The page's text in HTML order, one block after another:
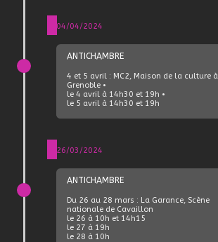
04/04/2024
ANTICHAMBRE
4 et 5 avril : MC2, Maison de la culture à
Grenoble •
le 4 avril à 14h30 et 19h •
le 5 avril à 14h30 et 19h
26/03/2024
ANTICHAMBRE
Du 26 au 28 mars : La Garance, Scène
nationale de Cavaillon
le 26 à 10h et 14h15
le 27 à 19h
le 28 à 10h